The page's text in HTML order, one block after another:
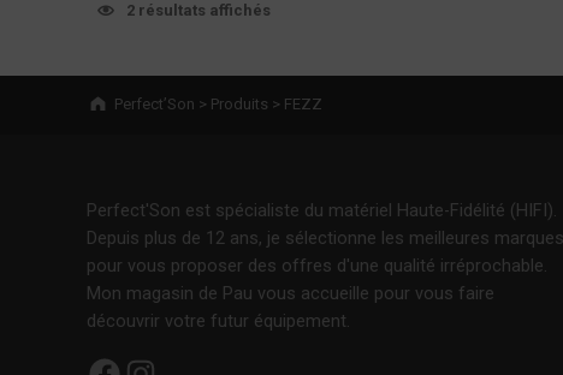
2 résultats affichés
Breadcrumbs navigation
Perfect’Son > Produits > FEZZ
Perfect'Son est spécialiste du matériel Haute-Fidélité (HIFI).
Depuis plus de 12 ans, je sélectionne les meilleures marques
pour vous proposer des offres d'une qualité irréprochable.
Mon magasin de Pau vous accueille pour vous faire
découvrir votre futur équipement.